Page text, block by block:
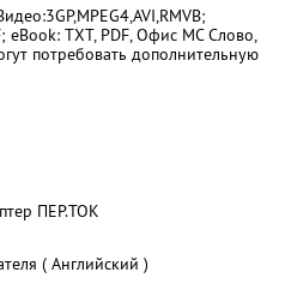
eBook: TXT, PDF, Офис МС Слово,
потребовать дополнительную
ПЕР.ТОК
( Английский )